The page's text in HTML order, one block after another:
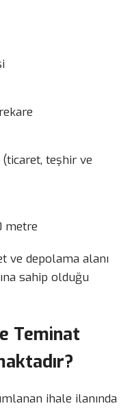
teşhir ve
metre
ve depolama alanı
sahip olduğu
Teminat
ihale ilanında